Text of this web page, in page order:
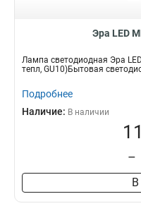
Эра LED
Лампа светодиодная Эра
тепл, GU10)Бытовая
Подробнее
Наличие: В наличии
–
В